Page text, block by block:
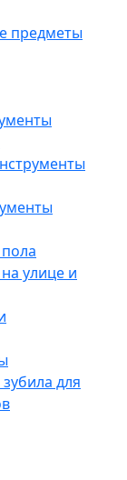
предметы
улице и
для